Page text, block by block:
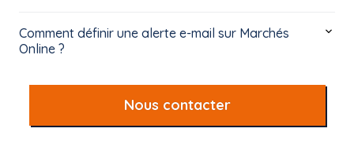
Comment définir une alerte e-mail sur Marchés
Online ?
Nous contacter